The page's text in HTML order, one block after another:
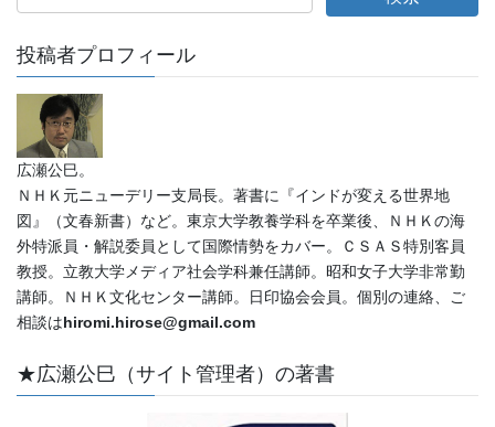
投稿者プロフィール
広瀬公巳。
ＮＨＫ元ニューデリー支局長。著書に『インドが変える世界地
図』（文春新書）など。東京大学教養学科を卒業後、ＮＨＫの海
外特派員・解説委員として国際情勢をカバー。ＣＳＡＳ特別客員
教授。立教大学メディア社会学科兼任講師。昭和女子大学非常勤
講師。ＮＨＫ文化センター講師。日印協会会員。個別の連絡、ご
相談はhiromi.hirose@gmail.com
★広瀬公巳（サイト管理者）の著書